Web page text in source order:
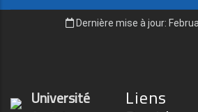
Dernière mise à jour:
Université Liens